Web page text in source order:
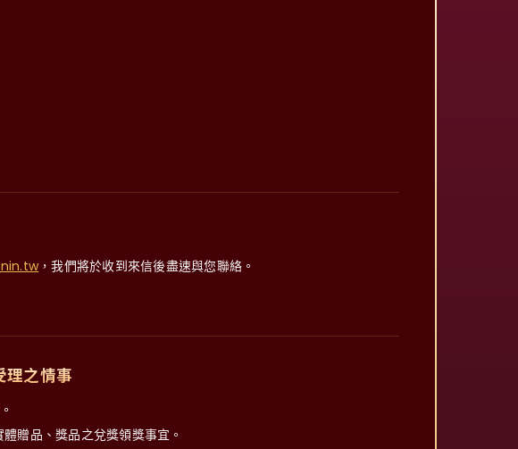
，我們將於收到來信後盡速與您聯絡。
理之情事
贈品、獎品之兌獎領獎事宜。